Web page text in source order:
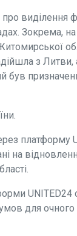
виділення
Зокрема,
з
був
платформу
на
UNITED24
для очного